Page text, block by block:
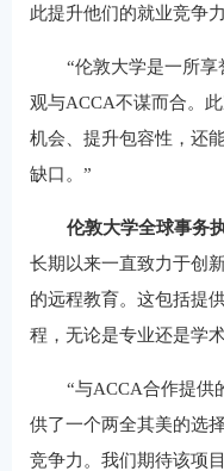
此提升他们的就业竞争
“伦敦大学是一所
观与ACCA不谋而合。
机会、提升包容性，还
缺口。”
伦敦大学全球事务
长期以来一直致力于创
的远程教育。这包括提
程，无论是专业还是学
“与ACCA合作提供
供了一个两全其美的选
竞争力。我们期待该项